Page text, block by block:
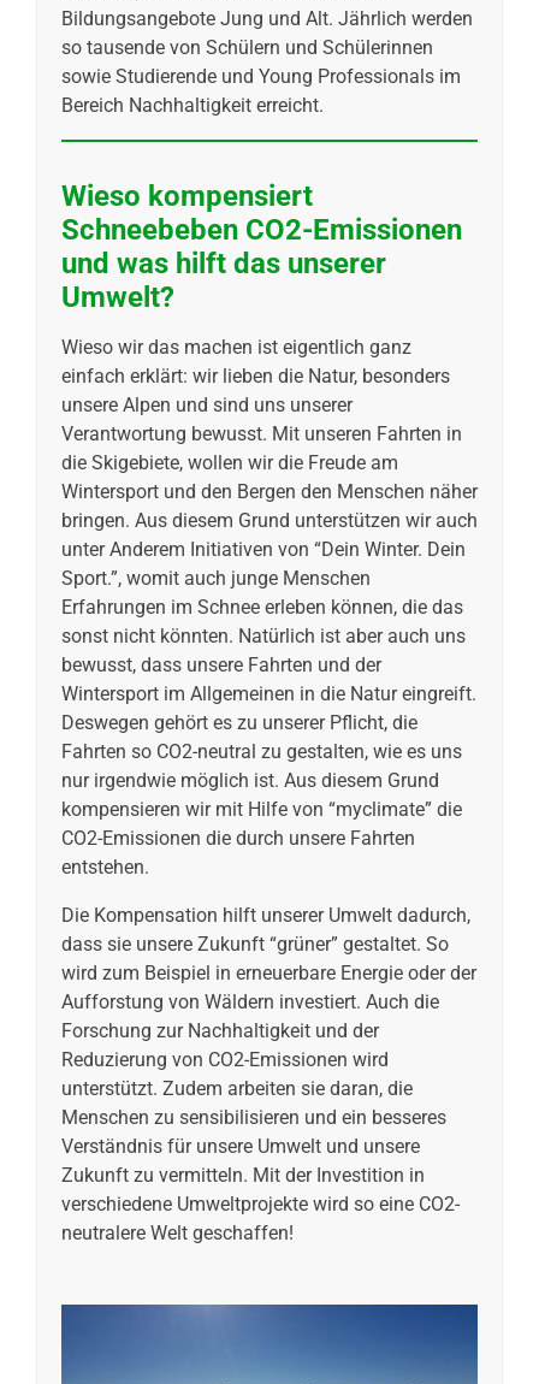
Bildungsangebote Jung und Alt. Jährlich werden
so tausende von Schülern und Schülerinnen
sowie Studierende und Young Professionals im
Bereich Nachhaltigkeit erreicht.
Wieso kompensiert
Schneebeben CO2-Emissionen
und was hilft das unserer
Umwelt?
Wieso wir das machen ist eigentlich ganz
einfach erklärt: wir lieben die Natur, besonders
unsere Alpen und sind uns unserer
Verantwortung bewusst. Mit unseren Fahrten in
die Skigebiete, wollen wir die Freude am
Wintersport und den Bergen den Menschen näher
bringen. Aus diesem Grund unterstützen wir auch
unter Anderem Initiativen von “Dein Winter. Dein
Sport.”, womit auch junge Menschen
Erfahrungen im Schnee erleben können, die das
sonst nicht könnten. Natürlich ist aber auch uns
bewusst, dass unsere Fahrten und der
Wintersport im Allgemeinen in die Natur eingreift.
Deswegen gehört es zu unserer Pflicht, die
Fahrten so CO2-neutral zu gestalten, wie es uns
nur irgendwie möglich ist. Aus diesem Grund
kompensieren wir mit Hilfe von “myclimate” die
CO2-Emissionen die durch unsere Fahrten
entstehen.
Die Kompensation hilft unserer Umwelt dadurch,
dass sie unsere Zukunft “grüner” gestaltet. So
wird zum Beispiel in erneuerbare Energie oder der
Aufforstung von Wäldern investiert. Auch die
Forschung zur Nachhaltigkeit und der
Reduzierung von CO2-Emissionen wird
unterstützt. Zudem arbeiten sie daran, die
Menschen zu sensibilisieren und ein besseres
Verständnis für unsere Umwelt und unsere
Zukunft zu vermitteln. Mit der Investition in
verschiedene Umweltprojekte wird so eine CO2-
neutralere Welt geschaffen!